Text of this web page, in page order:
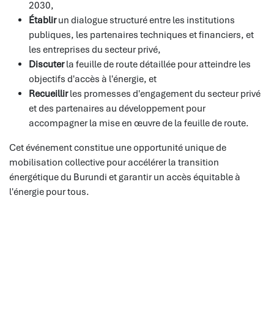
2030,
Établirun dialogue structuré entre les institutions
publiques, les partenaires techniques et financiers, et
les entreprises du secteur privé,
Discuterla feuille de route détaillée pour atteindre les
objectifs d'accès à l'énergie, et
Recueillirles promesses d'engagement du secteur privé
et des partenaires au développement pour
accompagner la mise en œuvre de la feuille de route.
Cet événement constitue une opportunité unique de
mobilisation collective pour accélérer la transition
énergétique du Burundi et garantir un accès équitable à
l'énergie pour tous.